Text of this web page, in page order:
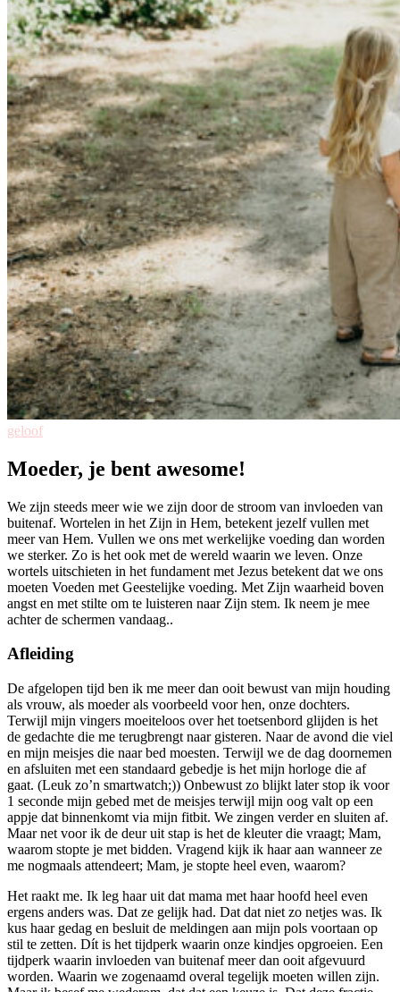
geloof
Moeder, je bent awesome!
We zijn steeds meer wie we zijn door de stroom van invloeden van
buitenaf. Wortelen in het Zijn in Hem, betekent jezelf vullen met
meer van Hem. Vullen we ons met werkelijke voeding dan worden
we sterker. Zo is het ook met de wereld waarin we leven. Onze
wortels uitschieten in het fundament met Jezus betekent dat we ons
moeten Voeden met Geestelijke voeding. Met Zijn waarheid boven
angst en met stilte om te luisteren naar Zijn stem. Ik neem je mee
achter de schermen vandaag..
Afleiding
De afgelopen tijd ben ik me meer dan ooit bewust van mijn houding
als vrouw, als moeder als voorbeeld voor hen, onze dochters.
Terwijl mijn vingers moeiteloos over het toetsenbord glijden is het
de gedachte die me terugbrengt naar gisteren. Naar de avond die viel
en mijn meisjes die naar bed moesten. Terwijl we de dag doornemen
en afsluiten met een standaard gebedje is het mijn horloge die af
gaat. (Leuk zo’n smartwatch;)) Onbewust zo blijkt later stop ik voor
1 seconde mijn gebed met de meisjes terwijl mijn oog valt op een
appje dat binnenkomt via mijn fitbit. We zingen verder en sluiten af.
Maar net voor ik de deur uit stap is het de kleuter die vraagt; Mam,
waarom stopte je met bidden. Vragend kijk ik haar aan wanneer ze
me nogmaals attendeert; Mam, je stopte heel even, waarom?
Het raakt me. Ik leg haar uit dat mama met haar hoofd heel even
ergens anders was. Dat ze gelijk had. Dat dat niet zo netjes was. Ik
kus haar gedag en besluit de meldingen aan mijn pols voortaan op
stil te zetten. Dít is het tijdperk waarin onze kindjes opgroeien. Een
tijdperk waarin invloeden van buitenaf meer dan ooit afgevuurd
worden. Waarin we zogenaamd overal tegelijk moeten willen zijn.